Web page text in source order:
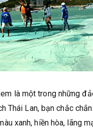
là một trong những
Thái Lan, bạn chắc
xanh, hiền hòa, lãng